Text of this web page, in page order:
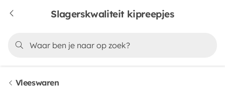
Slagerskwaliteit kipreepjes
Vleeswaren